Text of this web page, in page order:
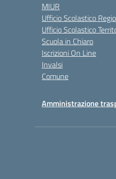
MIUR
Ufficio Scolastico
Ufficio Scolastico
Scuola in Chiaro
Iscrizioni On Line
Invalsi
Comune
Amministrazione